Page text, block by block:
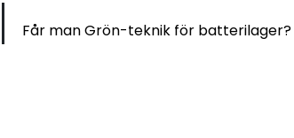
Får man Grön-teknik för batterilager?